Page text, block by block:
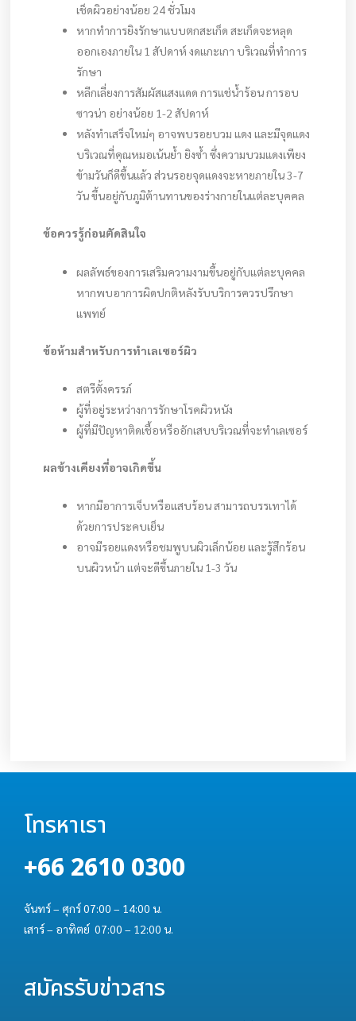
เช็ดผิวอย่างน้อย 24 ชั่วโมง
หากทำการยิงรักษาแบบตกสะเก็ด สะเก็ดจะหลุด
ออกเองภายใน 1 สัปดาห์ งดแกะเกา บริเวณที่ทำการ
รักษา
หลีกเลี่ยงการสัมผัสแสงแดด การแช่น้ำร้อน การอบ
ซาวน่า อย่างน้อย 1-2 สัปดาห์
หลังทำเสร็จใหม่ๆ อาจพบรอยบวม แดง และมีจุดแดง
บริเวณที่คุณหมอเน้นย้ำ ยิงซ้ำ ซึ่งความบวมแดงเพียง
ข้ามวันก็ดีขึ้นแล้ว ส่วนรอยจุดแดงจะหายภายใน 3-7
วัน ขึ้นอยู่กับภูมิต้านทานของร่างกายในแต่ละบุคคล
ข้อควรรู้ก่อนตัดสินใจ
ผลลัพธ์ของการเสริมความงามขึ้นอยู่กับแต่ละบุคคล
หากพบอาการผิดปกติหลังรับบริการควรปรึกษา
แพทย์
ข้อห้ามสำหรับการทำเลเซอร์ผิว
สตรีตั้งครรภ์
ผู้ที่อยู่ระหว่างการรักษาโรคผิวหนัง
ผู้ที่มีปัญหาติดเชื้อหรืออักเสบบริเวณที่จะทำเลเซอร์
ผลข้างเคียงที่อาจเกิดขึ้น
หากมีอาการเจ็บหรือแสบร้อน สามารถบรรเทาได้
ด้วยการประคบเย็น
อาจมีรอยแดงหรือชมพูบนผิวเล็กน้อย และรู้สึกร้อน
บนผิวหน้า แต่จะดีขึ้นภายใน 1-3 วัน
โทรหาเรา
+66 2610 0300
จันทร์ – ศุกร์ 07:00 – 14:00 น.
เสาร์ – อาทิตย์ 07:00 – 12:00 น.
สมัครรับข่าวสาร